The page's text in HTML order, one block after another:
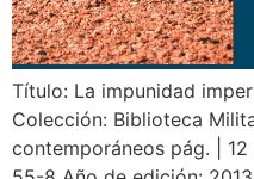
Título: La impunidad
Colección: Biblioteca
contemporáneos pág. |